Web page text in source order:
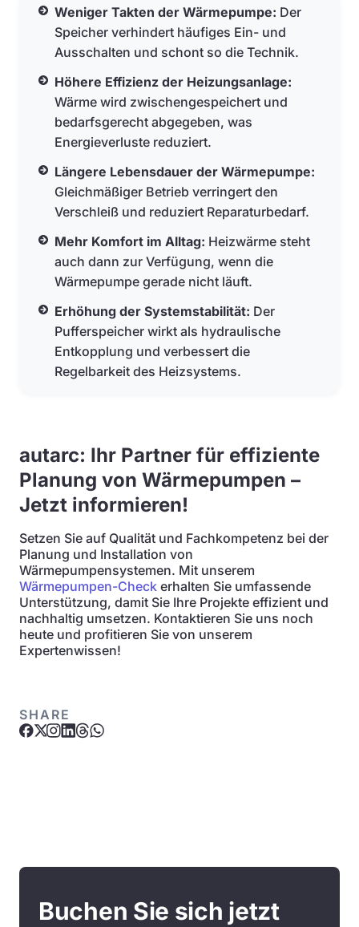
Weniger Takten der Wärmepumpe: Der
Speicher verhindert häufiges Ein- und
Ausschalten und schont so die Technik.
Höhere Effizienz der Heizungsanlage:
Wärme wird zwischengespeichert und
bedarfsgerecht abgegeben, was
Energieverluste reduziert.
Längere Lebensdauer der Wärmepumpe:
Gleichmäßiger Betrieb verringert den
Verschleiß und reduziert Reparaturbedarf.
Mehr Komfort im Alltag: Heizwärme steht
auch dann zur Verfügung, wenn die
Wärmepumpe gerade nicht läuft.
Erhöhung der Systemstabilität: Der
Pufferspeicher wirkt als hydraulische
Entkopplung und verbessert die
Regelbarkeit des Heizsystems.
autarc: Ihr Partner für effiziente
Planung von Wärmepumpen –
Jetzt informieren!
Setzen Sie auf Qualität und Fachkompetenz bei der
Planung und Installation von
Wärmepumpensystemen. Mit unserem
Wärmepumpen-Check erhalten Sie umfassende
Unterstützung, damit Sie Ihre Projekte effizient und
nachhaltig umsetzen. Kontaktieren Sie uns noch
heute und profitieren Sie von unserem
Expertenwissen!
SHARE
Buchen Sie sich jetzt